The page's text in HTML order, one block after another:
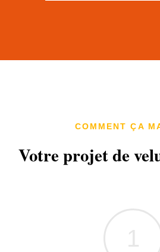
COMMENT ÇA
Votre projet de
1